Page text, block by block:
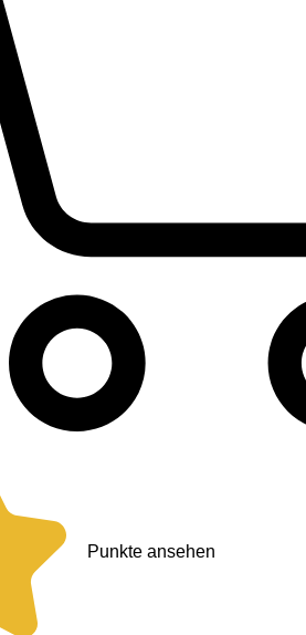
Punkte ansehen